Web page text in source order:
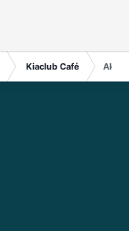
Kiaclub Café